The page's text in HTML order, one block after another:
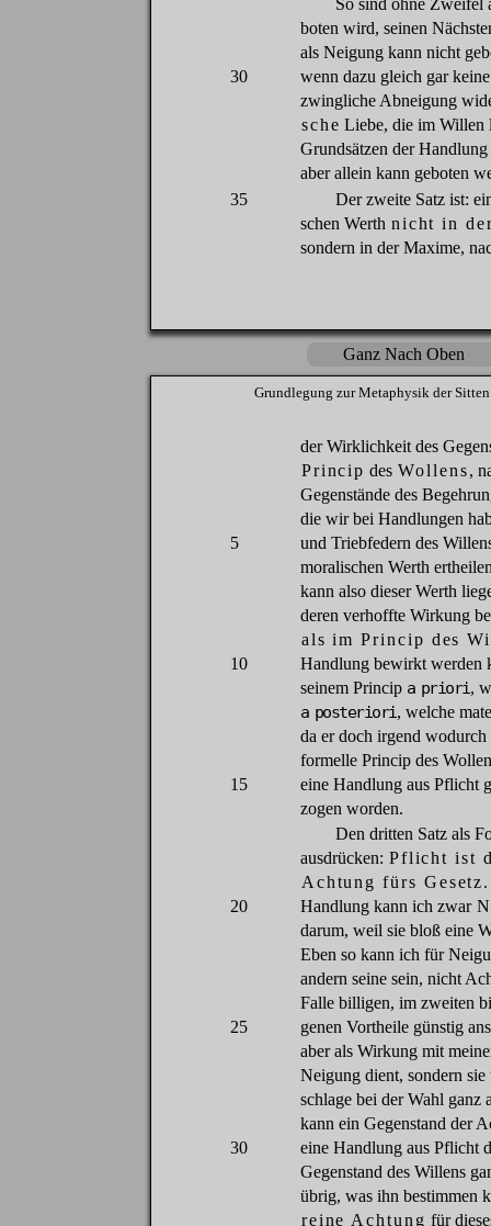
So sind ohne Zweifel
boten wird, seinen
als Neigung kann nicht
30
wenn dazu gleich gar keine
zwingliche Abneigung
sche Liebe,die im Willen
Grundsätzen der Handlung
aber allein kann geboten
35
Der zweite Satz ist:
schen Werth nicht in
sondern in derMaxime,
Ganz Nach Oben
Grundlegung zurMetaphysik der Sitten
der Wirklichkeit des
Princip des Wollens,
Gegenstände des
die wir bei Handlungen
5
und Triebfedern des
moralischen Werth
kann also dieser Werth
deren verhoffte Wirkung
als im Princip des
10
Handlung bewirkt werden
seinem Princip a priori,
a posteriori, welche
da er doch irgend wodurch
formelle Princip des
15
eine Handlung aus Pflicht
zogen worden.
Den dritten Satz als
ausdrücken: Pflicht ist
Achtung fürs Gesetz
20
Handlung kann ich zwar
darum, weil sie bloß eine
Eben so kann ich für
andern seine sein, nicht
Falle billigen, im zweiten
25
genen Vortheile günstig
aber als Wirkung mit
Neigung dient, sondern sie
schlage bei der Wahl ganz
kann ein Gegenstand der
30
eine Handlung aus Pflicht
Gegenstand des Willens
übrig, was ihn bestimmen
reine Achtung für